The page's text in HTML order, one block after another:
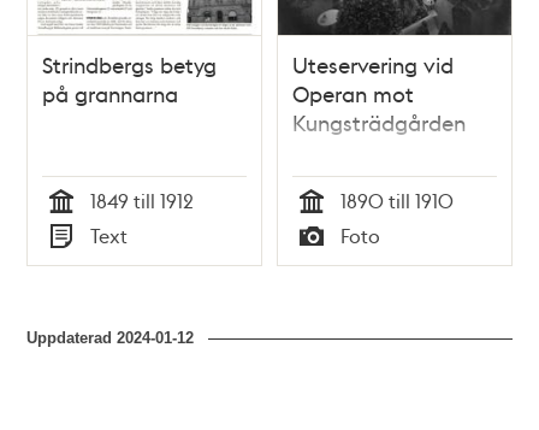
Strindbergs betyg
på grannarna
Tid
1849 till 1912
Typ
Text
Uteservering vid
Operan mot
Kungsträdgården
Tid
1890 till 1910
Typ
Foto
Uppdaterad2024-01-12